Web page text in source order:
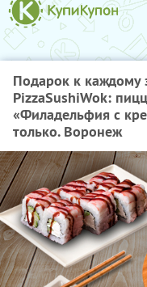
Подарок к каждому
PizzaSushiWok:
«Филадельфия с
только. Воронеж